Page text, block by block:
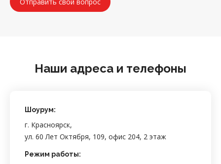
Наши адреса и телефоны
Шоурум:
г. Красноярск,
ул. 60 Лет Октября, 109, офис 204, 2 этаж
Режим работы: